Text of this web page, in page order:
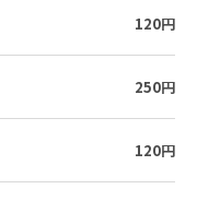
120円
250円
120円